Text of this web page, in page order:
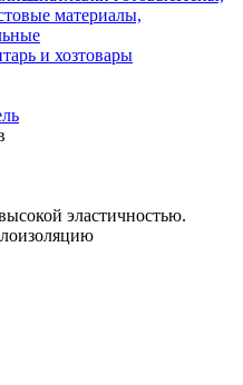
материалы,
и хозтовары
эластичностью.